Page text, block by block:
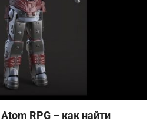
RPG – как найти